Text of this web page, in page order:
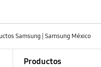
Samsung | Samsung México
Productos